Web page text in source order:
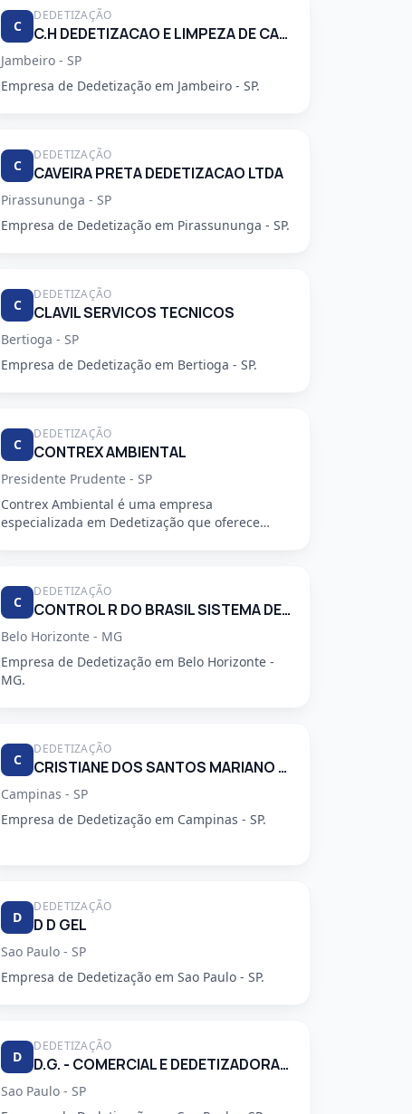
C
DEDETIZAÇÃO
C.H DEDETIZACAO E LIMPEZA DE CAIXA D'AGUA LTDA
Jambeiro - SP
Empresa de Dedetização em Jambeiro - SP.
C
DEDETIZAÇÃO
CAVEIRA PRETA DEDETIZACAO LTDA
Pirassununga - SP
Empresa de Dedetização em Pirassununga - SP.
C
DEDETIZAÇÃO
CLAVIL SERVICOS TECNICOS
Bertioga - SP
Empresa de Dedetização em Bertioga - SP.
C
DEDETIZAÇÃO
CONTREX AMBIENTAL
Presidente Prudente - SP
Contrex Ambiental é uma empresa
especializada em Dedetização que oferece
C
DEDETIZAÇÃO
CONTROL R DO BRASIL SISTEMA DE CONTROLE AMBIENTAL LTDA
Belo Horizonte - MG
Empresa de Dedetização em Belo Horizonte -
MG.
C
DEDETIZAÇÃO
CRISTIANE DOS SANTOS MARIANO 34248553830
Campinas - SP
Empresa de Dedetização em Campinas - SP.
D
DEDETIZAÇÃO
D D GEL
Sao Paulo - SP
Empresa de Dedetização em Sao Paulo - SP.
D
DEDETIZAÇÃO
D.G. - COMERCIAL E DEDETIZADORA GARCA LTDA
Sao Paulo - SP